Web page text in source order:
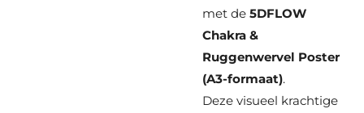
met de 5DFLOW
Chakra &
Ruggenwervel Poster
(A3-formaat).
Deze visueel krachtige